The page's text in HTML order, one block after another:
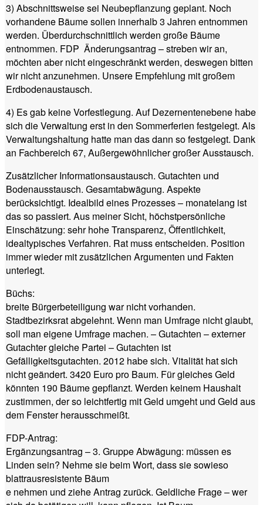
3) Abschnittsweise sei Neubepflanzung geplant. Noch
vorhandene Bäume sollen innerhalb 3 Jahren entnommen
werden. Überdurchschnittlich werden große Bäume
entnommen. FDP Änderungsantrag – streben wir an,
möchten aber nicht eingeschränkt werden, deswegen bitten
wir nicht anzunehmen. Unsere Empfehlung mit großem
Erdbodenaustausch.
4) Es gab keine Vorfestlegung. Auf Dezernentenebene habe
sich die Verwaltung erst in den Sommerferien festgelegt. Als
Verwaltungshaltung hatte man das dann so festgelegt. Dank
an Fachbereich 67, Außergewöhnlicher großer Ausstausch.
Zusätzlicher Informationsaustausch. Gutachten und
Bodenausstausch. Gesamtabwägung. Aspekte
berücksichtigt. Idealbild eines Prozesses – monatelang ist
das so passiert. Aus meiner Sicht, höchstpersönliche
Einschätzung: sehr hohe Transparenz, Öffentlichkeit,
idealtypisches Verfahren. Rat muss entscheiden. Position
immer wieder mit zusätzlichen Argumenten und Fakten
unterlegt.
Büchs:
breite Bürgerbeteiligung war nicht vorhanden.
Stadtbezirksrat abgelehnt. Wenn man Umfrage nicht glaubt,
soll man eigene Umfrage machen. – Gutachten – externer
Gutachter gleiche Partei – Gutachten ist
Gefälligkeitsgutachten. 2012 habe sich. Vitalität hat sich
nicht geändert. 3420 Euro pro Baum. Für gleiches Geld
könnten 190 Bäume gepflanzt. Werden keinem Haushalt
zustimmen, der so leichtfertig mit Geld umgeht und Geld aus
dem Fenster herausschmeißt.
FDP-Antrag:
Ergänzungsantrag – 3. Gruppe Abwägung: müssen es
Linden sein? Nehme sie beim Wort, dass sie sowieso
blattrausresistente Bäum
e nehmen und ziehe Antrag zurück. Geldliche Frage – wer